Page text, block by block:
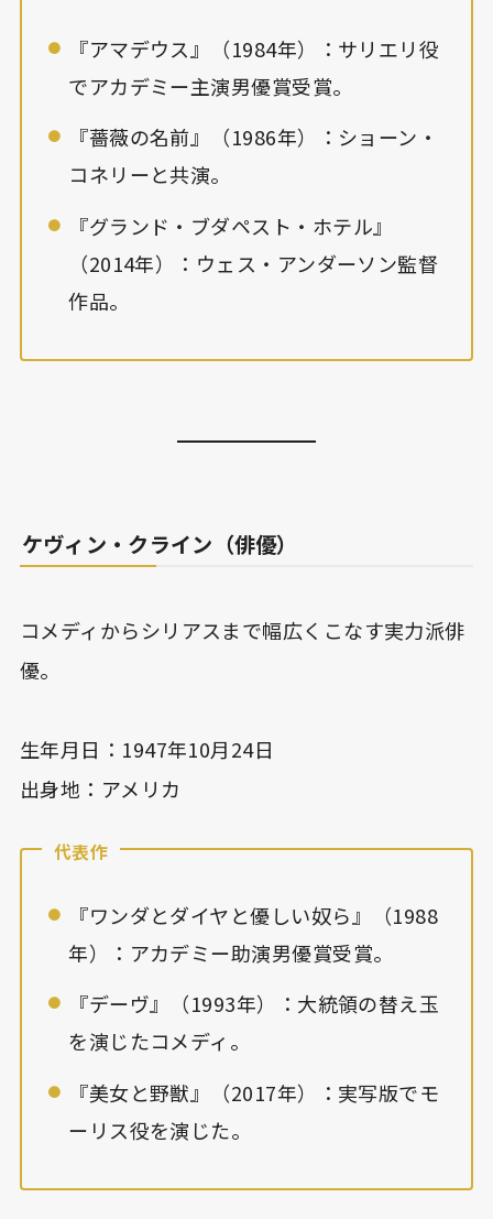
『アマデウス』（1984年）：サリエリ役
でアカデミー主演男優賞受賞。
『薔薇の名前』（1986年）：ショーン・
コネリーと共演。
『グランド・ブダペスト・ホテル』
（2014年）：ウェス・アンダーソン監督
作品。
ケヴィン・クライン（俳優）
コメディからシリアスまで幅広くこなす実力派俳
優。
生年月日：1947年10月24日
出身地：アメリカ
代表作
『ワンダとダイヤと優しい奴ら』（1988
年）：アカデミー助演男優賞受賞。
『デーヴ』（1993年）：大統領の替え玉
を演じたコメディ。
『美女と野獣』（2017年）：実写版でモ
ーリス役を演じた。